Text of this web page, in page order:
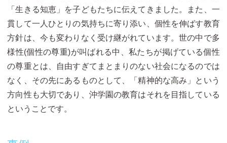
「生きる知恵」を子どもたちに伝えてきました。また、一
貫して一人ひとりの気持ちに寄り添い、個性を伸ばす教育
方針は、今も変わりなく受け継がれています。世の中で多
様性(個性の尊重)が叫ばれる中、私たちが掲げている個性
の尊重とは、自由すぎてまとまりのない社会になるのでは
なく、その先にあるものとして、「精神的な高み」という
方向性も大切であり、沖学園の教育はそれを目指している
ということです。